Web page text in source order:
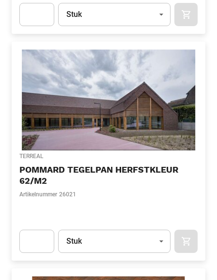
Eenheid
Stuk
TERREAL
POMMARD TEGELPAN HERFSTKLEUR
62/M2
Artikelnummer 26021
Eenheid
Stuk